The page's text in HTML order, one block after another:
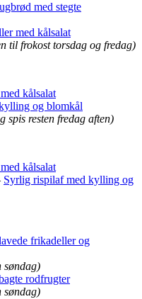
med stegte
med kålsalat
til frokost torsdag og fredag)
kålsalat
og blomkål
spis resten fredag aften)
kålsalat
Syrlig rispilaf med kylling og
frikadeller og
søndag)
rodfrugter
søndag)